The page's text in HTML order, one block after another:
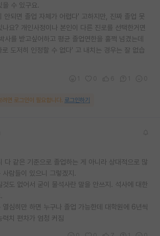
수 있구요.
안되면 졸업 자체가 어렵다' 고하지만, 진짜 졸업 못
나요? 개인사정이나 본인이 다른 진로를 선택한거면
사를 받고싶어하고 평균 졸업연한을 훌쩍 넘겼는데
로 도저히 인정할 수 없다' 고 내치는 경우는 잘 없습
려면 로그인이 필요합니다. 로그인하기
다 같은 기준으로 졸업하는 게 아니라 상대적으로 많
람들이 있으니 그렇겠지.
것도 없어서 굳이 물석사란 말을 안쓰지. 석사에 대한
열심히만 하면 누구나 졸업 가능한데 대학원에 6년씩
치 편차가 엄청 커짐